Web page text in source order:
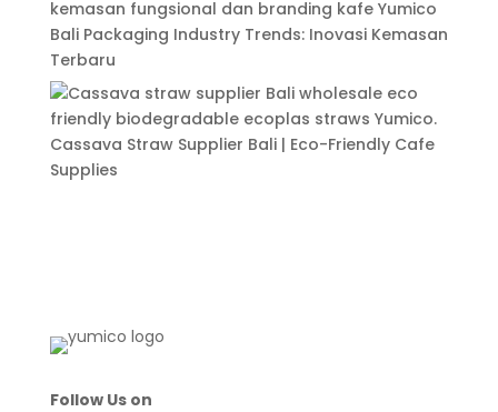
Bali Packaging Industry Trends: Inovasi Kemasan
Terbaru
Cassava Straw Supplier Bali | Eco-Friendly Cafe
Supplies
Follow Us on